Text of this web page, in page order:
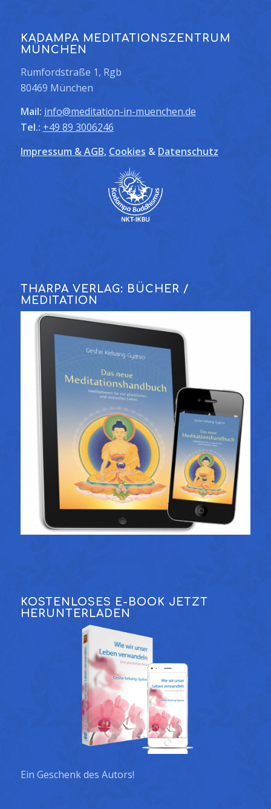
KADAMPA MEDITATIONSZENTRUM
MÜNCHEN
Rumfordstraße 1, Rgb
80469 München
Mail: info@meditation-in-muenchen.de
Tel.: +49 89 3006246
Impressum & AGB, Cookies & Datenschutz
THARPA VERLAG: BÜCHER /
MEDITATION
KOSTENLOSES E-BOOK JETZT
HERUNTERLADEN
Ein Geschenk des Autors!